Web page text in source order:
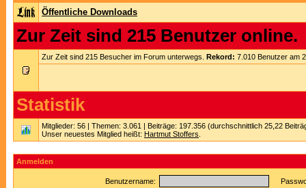
Öffentliche Downloads
Zur Zeit sind 215 Benutzer online.
Zur Zeit sind 215 Besucher im Forum unterwegs. Rekord: 7.010 Benutzer am
Statistik
Mitglieder: 56 | Themen: 3.061 | Beiträge: 197.356 (durchschnittlich 25,22
Unser neuestes Mitglied heißt: Hartmut Stoffers
Anmelden
Benutzername: